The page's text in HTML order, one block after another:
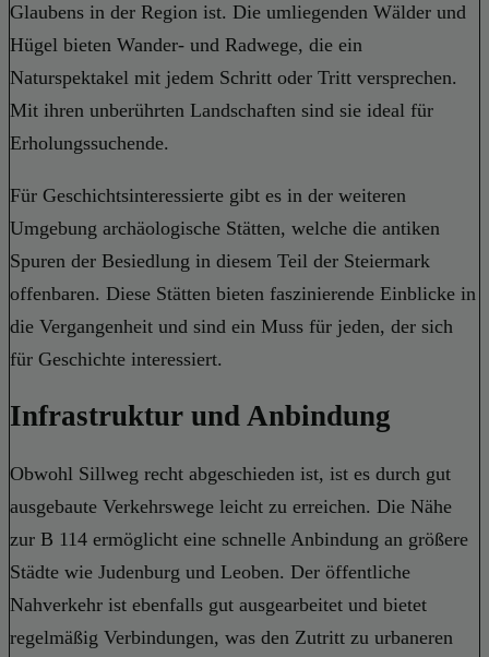
Glaubens in der Region ist. Die umliegenden Wälder und
Hügel bieten Wander- und Radwege, die ein
Naturspektakel mit jedem Schritt oder Tritt versprechen.
Mit ihren unberührten Landschaften sind sie ideal für
Erholungssuchende.
Für Geschichtsinteressierte gibt es in der weiteren
Umgebung archäologische Stätten, welche die antiken
Spuren der Besiedlung in diesem Teil der Steiermark
offenbaren. Diese Stätten bieten faszinierende Einblicke in
die Vergangenheit und sind ein Muss für jeden, der sich
für Geschichte interessiert.
Infrastruktur und Anbindung
Obwohl Sillweg recht abgeschieden ist, ist es durch gut
ausgebaute Verkehrswege leicht zu erreichen. Die Nähe
zur B 114 ermöglicht eine schnelle Anbindung an größere
Städte wie Judenburg und Leoben. Der öffentliche
Nahverkehr ist ebenfalls gut ausgearbeitet und bietet
regelmäßig Verbindungen, was den Zutritt zu urbaneren